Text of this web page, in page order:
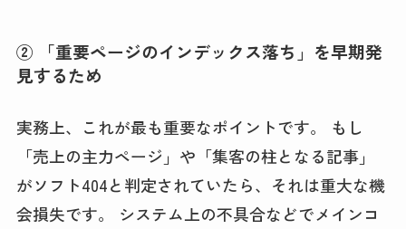
② 「重要ページのインデックス落ち」を早期発
見するため
実務上、これが最も重要なポイントです。 もし
「売上の主力ページ」や「集客の柱となる記事」
がソフト404と判定されていたら、それは重大な機
会損失です。 システム上の不具合などでメインコ